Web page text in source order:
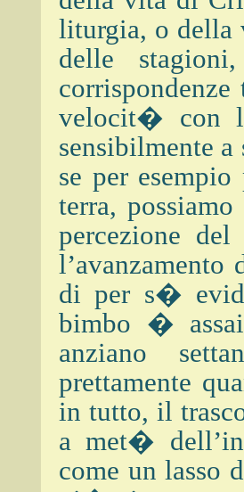
liturgia, o della
delle
velocit� con
sensibilmente
se per esempio
terra,
percezione
di per s�
bimbo �
anziano
prettamente
in tutto, il
a met�
come un lasso